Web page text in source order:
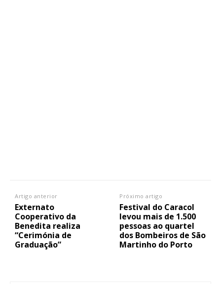
Artigo anterior
Externato
Cooperativo da
Benedita realiza
“Cerimónia de
Graduação”
Próximo artigo
Festival do Caracol
levou mais de 1.500
pessoas ao quartel
dos Bombeiros de São
Martinho do Porto